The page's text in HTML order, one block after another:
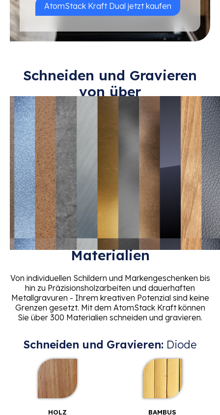
AtomStack Kraft Dual jetzt kaufen
Schneiden und Gravieren
von über
Materialien
Von individuellen Schildern und Markengeschenken bis
hin zu Präzisionsholzarbeiten und dauerhaften
Metallgravuren - Ihrem kreativen Potenzial sind keine
Grenzen gesetzt. Mit dem AtomStack Kraft können
Sie über 300 Materialien schneiden und gravieren.
Schneiden und Gravieren: Diode
HOLZ
BAMBUS